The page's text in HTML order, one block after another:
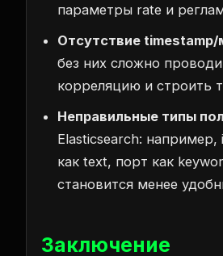
параметры rate и
Отсутствие
без них сложно
корреляцию и строить
Неправильные типы
Elasticsearch: например,
как text, порт как
становится менее
Заключение